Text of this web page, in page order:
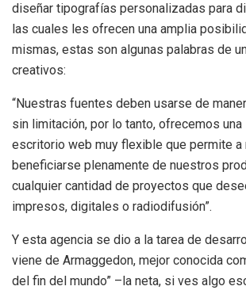
diseñar tipografías personalizadas para
las cuales les ofrecen una amplia
mismas, estas son algunas palabras de
creativos:
“Nuestras fuentes deben usarse de
sin limitación, por lo tanto, ofrecemos una
escritorio web muy flexible que permite
beneficiarse plenamente de nuestros
cualquier cantidad de proyectos que
impresos, digitales o radiodifusión”.
Y esta agencia se dio a la tarea de
viene de Armaggedon, mejor conocida
del fin del mundo” –la neta, si ves algo